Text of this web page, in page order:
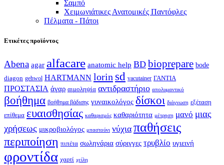
Σαμπό
Χειμωνιάτικες Ανατομικές Παντόφλες
Πέλματα - Πάτοι
Ετικέτες προϊόντος
Abena agar alfacare anatomic help BD bioprepare bode
diagon gehwol HARTMANN lorin sd vacutainer ΓΑΝΤΙΑ
ΠΡΟΣΤΑΣΙΑ άγαρ αιμοληψία αντιδραστήριο απολυμαντικό
βοήθημα βοήθημα βάδισης γυναικολόγος δίσκοι διάγνωση εξέταση
επίθεμα ευαισθησίας καθαρισμός καθαριότητα μέτρηση μανό μιας
χρήσεως μικροβιολόγος μπαστούνι νύχια παθήσεις
περιποίηση πιπέτα σωληνάρια σύριγγες τρυβλίο υγιεινή
φροντίδα χαρτί χείλη